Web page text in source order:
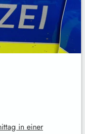
in einer